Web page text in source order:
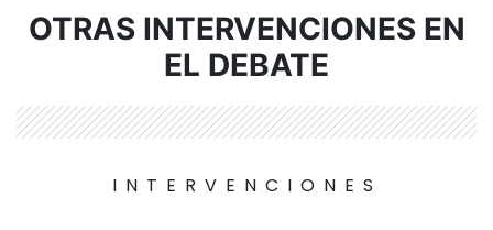
OTRAS INTERVENCIONES EN
EL DEBATE
INTERVENCIONES